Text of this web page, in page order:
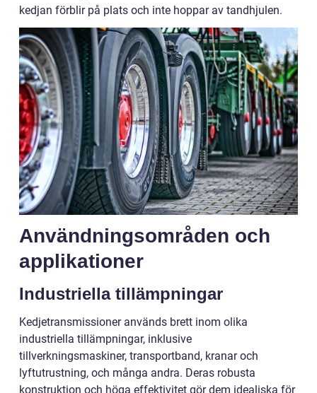
kedjan förblir på plats och inte hoppar av tandhjulen.
Användningsområden och
applikationer
Industriella tillämpningar
Kedjetransmissioner används brett inom olika
industriella tillämpningar, inklusive
tillverkningsmaskiner, transportband, kranar och
lyftutrustning, och många andra. Deras robusta
konstruktion och höga effektivitet gör dem idealiska för